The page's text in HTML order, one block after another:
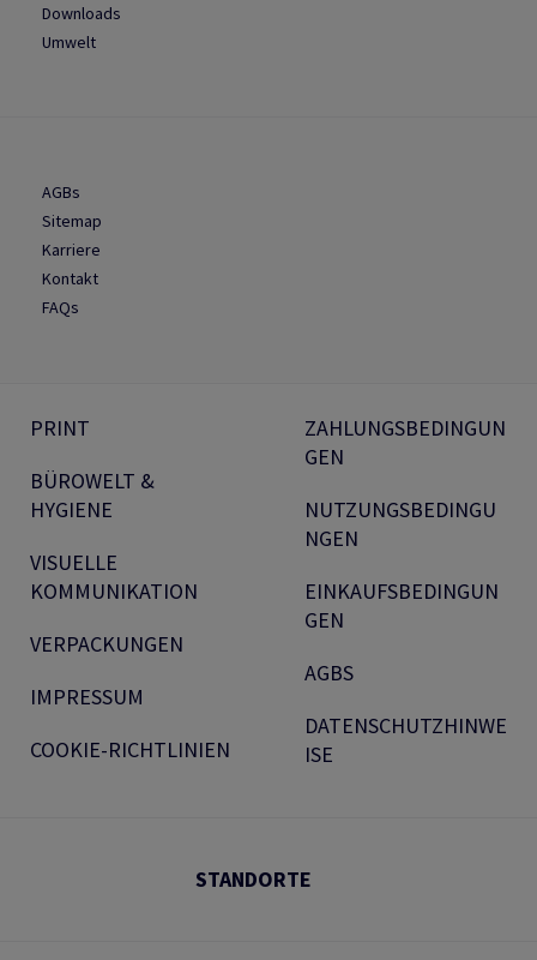
Downloads
Umwelt
AGBs
Sitemap
Karriere
Kontakt
FAQs
PRINT
BÜROWELT &
HYGIENE
VISUELLE
KOMMUNIKATION
VERPACKUNGEN
IMPRESSUM
COOKIE-RICHTLINIEN
ZAHLUNGSBEDINGUN
GEN
NUTZUNGSBEDINGU
NGEN
EINKAUFSBEDINGUN
GEN
AGBS
DATENSCHUTZHINWE
ISE
STANDORTE